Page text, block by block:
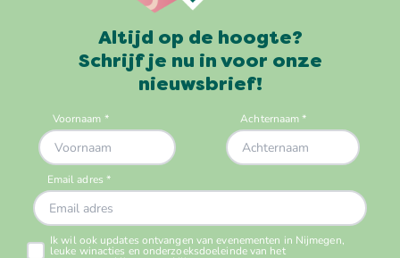
Altijd op de hoogte?
Schrijf je nu in voor onze
nieuwsbrief!